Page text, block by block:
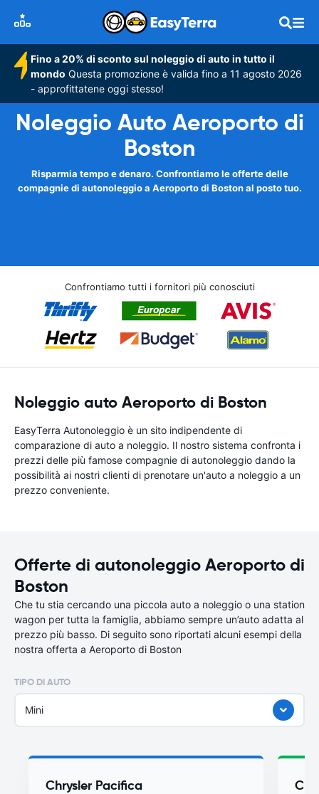
Fino a 20% di sconto sul noleggio di auto in tutto il
mondo Questa promozione è valida fino a 11 agosto 2026
- approfittatene oggi stesso!
Noleggio Auto Aeroporto di
Boston
Risparmia tempo e denaro. Confrontiamo le offerte delle
compagnie di autonoleggio a Aeroporto di Boston al posto tuo.
Confrontiamo tutti i fornitori più conosciuti
Noleggio auto Aeroporto di Boston
EasyTerra Autonoleggio è un sito indipendente di
comparazione di auto a noleggio. Il nostro sistema confronta i
prezzi delle più famose compagnie di autonoleggio dando la
possibilità ai nostri clienti di prenotare un'auto a noleggio a un
prezzo conveniente.
Offerte di autonoleggio Aeroporto di
Boston
Che tu stia cercando una piccola auto a noleggio o una station
wagon per tutta la famiglia, abbiamo sempre un’auto adatta al
prezzo più basso. Di seguito sono riportati alcuni esempi della
nostra offerta a Aeroporto di Boston
TIPO DI AUTO
Mini
Chrysler Pacifica